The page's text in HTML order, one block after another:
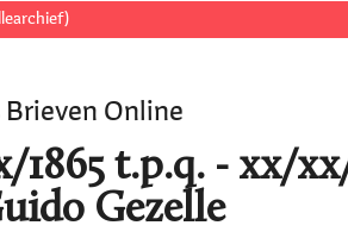
Brieven Online
1865 t.p.q. - xx/
Gezelle